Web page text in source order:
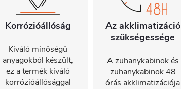
Korrózióállóság
Kiváló minőségű
anyagokból készült,
ez a termék kiváló
korrózióállósággal
Az akklimatizáció
szükségessége
A zuhanykabinok és
zuhanykabinok 48
órás akklimatizációja